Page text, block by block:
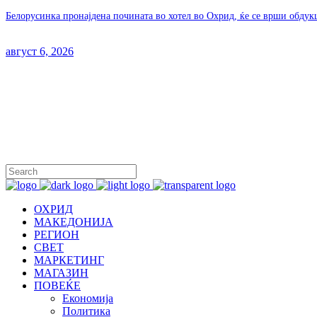
Белорусинка пронајдена почината во хотел во Охрид, ќе се врши
август 6, 2026
ОХРИД
МАКЕДОНИЈА
РЕГИОН
СВЕТ
МАРКЕТИНГ
МАГАЗИН
ПОВЕЌЕ
Економија
Политика